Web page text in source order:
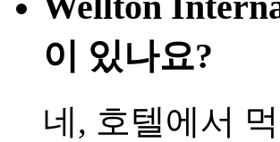
이 있나요?
네, 호텔에서